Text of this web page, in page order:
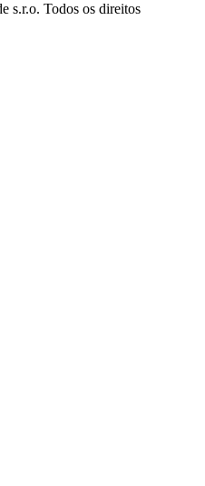
s.r.o. Todos os direitos